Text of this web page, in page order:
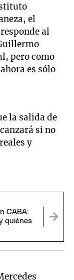
el
al
pero como
es sólo
la salida de
si no
y
CABA:
quiénes